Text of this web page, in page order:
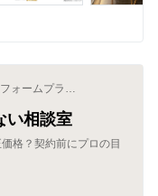
ォームプラン
い相談室
格？契約前にプロの目